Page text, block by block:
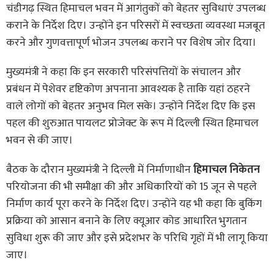
चंडीगढ़ स्थित हिमाचल भवन में आगंतुकों को बेहतर सुविधाएं उपलब्ध
कराने के निर्देश दिए। उन्होंने इन परिसरों में स्वच्छता व्यवस्था मजबूत
करने और गुणवत्तापूर्ण भोजन उपलब्ध कराने पर विशेष जोर दिया।
मुख्यमंत्री ने कहा कि इन सरकारी परिसंपत्तियों के संचालन और
प्रबंधन में पेशेवर दृष्टिकोण अपनाना आवश्यक है ताकि यहां ठहरने
वाले लोगों को बेहतर अनुभव मिल सके। उन्होंने निर्देश दिए कि इस
पहल की शुरुआत पायलट प्रोजेक्ट के रूप में दिल्ली स्थित हिमाचल
भवन से की जाए।
बैठक के दौरान मुख्यमंत्री ने दिल्ली में निर्माणाधीनहिमाचल निकेतन
परियोजना की भी समीक्षा की और अधिकारियों को 15 जून से पहले
निर्माण कार्य पूरा करने के निर्देश दिए। उन्होंने यह भी कहा कि बुकिंग
प्रक्रिया को आसान बनाने के लिए क्यूआर कोड आधारित भुगतान
सुविधा शुरू की जाए और इसे प्रदेशभर के परिधि गृहों में भी लागू किया
जाए।